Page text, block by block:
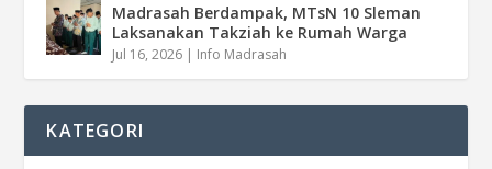
Madrasah Berdampak, MTsN 10 Sleman
Laksanakan Takziah ke Rumah Warga
Jul 16, 2026 | Info Madrasah
KATEGORI